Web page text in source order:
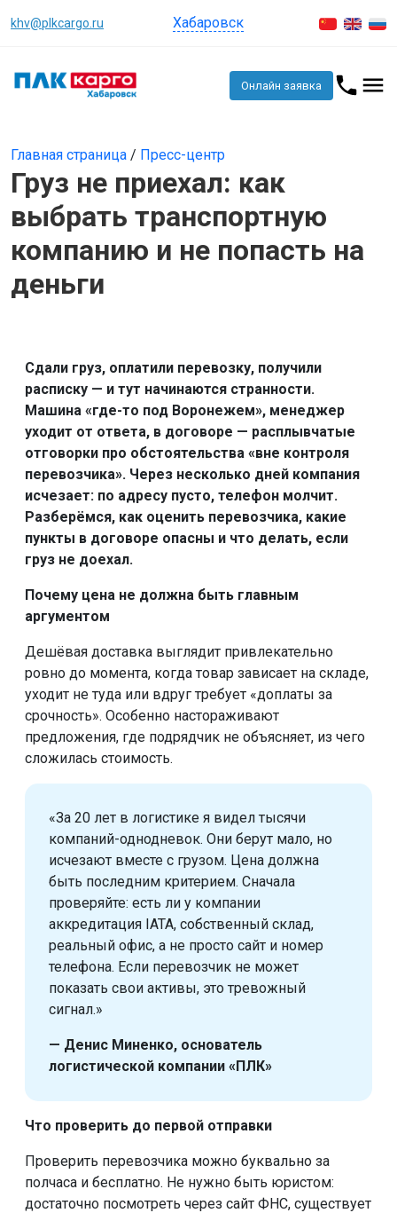
khv@plkcargo.ru Хабаровск
Онлайн заявка
Главная страница / Пресс-центр
Груз не приехал: как
выбрать транспортную
компанию и не попасть на
деньги
Сдали груз, оплатили перевозку, получили
расписку — и тут начинаются странности.
Машина «где-то под Воронежем», менеджер
уходит от ответа, в договоре — расплывчатые
отговорки про обстоятельства «вне контроля
перевозчика». Через несколько дней компания
исчезает: по адресу пусто, телефон молчит.
Разберёмся, как оценить перевозчика, какие
пункты в договоре опасны и что делать, если
груз не доехал.
Почему цена не должна быть главным
аргументом
Дешёвая доставка выглядит привлекательно
ровно до момента, когда товар зависает на складе,
уходит не туда или вдруг требует «доплаты за
срочность». Особенно настораживают
предложения, где подрядчик не объясняет, из чего
сложилась стоимость.
«За 20 лет в логистике я видел тысячи
компаний-однодневок. Они берут мало, но
исчезают вместе с грузом. Цена должна
быть последним критерием. Сначала
проверяйте: есть ли у компании
аккредитация IATA, собственный склад,
реальный офис, а не просто сайт и номер
телефона. Если перевозчик не может
показать свои активы, это тревожный
сигнал.»
— Денис Миненко, основатель
логистической компании «ПЛК»
Что проверить до первой отправки
Проверить перевозчика можно буквально за
полчаса и бесплатно. Не нужно быть юристом:
достаточно посмотреть через сайт ФНС, существует